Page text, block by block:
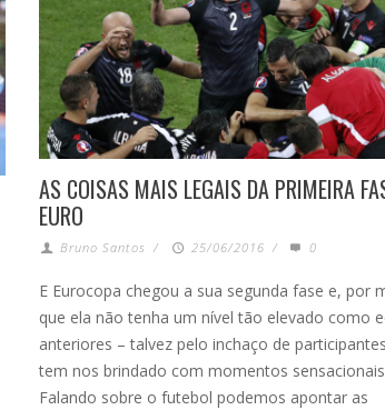
AS COISAS MAIS LEGAIS DA PRIMEIRA
EURO
Bruno Santos / 25/06/2016 / 0
E Eurocopa chegou a sua segunda fase e, por
que ela não tenha um nível tão elevado como
anteriores – talvez pelo inchaço de
tem nos brindado com momentos
Falando sobre o futebol podemos apontar as